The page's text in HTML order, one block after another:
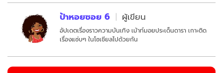
ป้าหอยซอย 6 ผู้เขียน
อัปเดตเรื่องราวความบันเทิง เม้าท์มอยประเด็นดารา เกาะติด
เรื่องแซ่บๆ ในโซเชียลไปด้วยกัน